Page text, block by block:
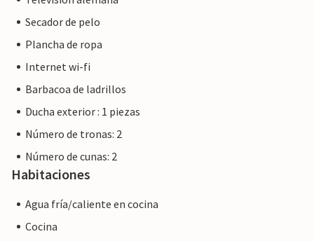
atractivas de Mallorca, está a sólo 5 kilómetros de la villa.
La reserva natural marina Parc natural de Mondragó,
hogar de raras especies de aves, está a unos 30 km. A
Nota: Esta propiedad está gestionada por un propietario
significa que es posible que no se aplique la legislación de la
UE en materia de consumo. Sin embargo, puede estar
servicio al cliente y su estancia no será diferente a reservar
Secador de pelo
Plancha de ropa
Internet wi-fi
Barbacoa de ladrillos
Ducha exterior : 1 piezas
Número de tronas: 2
Número de cunas: 2
Habitaciones
Agua fría/caliente en cocina
Cocina